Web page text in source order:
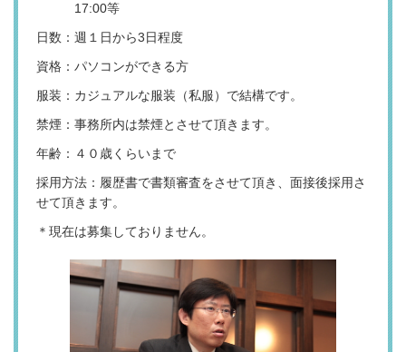
17:00等
日数：週１日から3日程度
資格：パソコンができる方
服装：カジュアルな服装（私服）で結構です。
禁煙：事務所内は禁煙とさせて頂きます。
年齢：４０歳くらいまで
採用方法：履歴書で書類審査をさせて頂き、面接後採用さ
せて頂きます。
＊現在は募集しておりません。